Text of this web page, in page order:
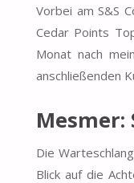
Vorbei am S&S
Cedar Points
Monat nach
anschließenden
Mesmer:
Die
Blick auf die